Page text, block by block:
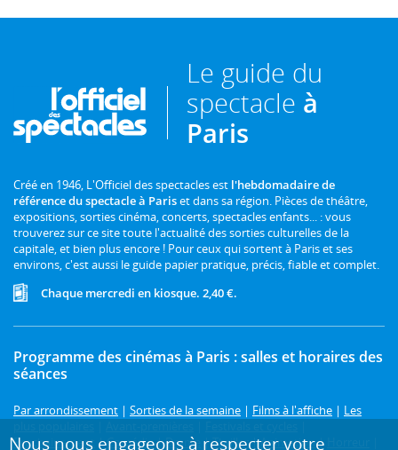
Le guide du
spectacle à
Paris
Créé en 1946, L'Officiel des spectacles est l'hebdomadaire de
référence du spectacle à Pariset dans sa région. Pièces de théâtre,
expositions, sorties cinéma, concerts, spectacles enfants... : vous
trouverez sur ce site toute l'actualité des sorties culturelles de la
capitale, et bien plus encore ! Pour ceux qui sortent à Paris et ses
environs, c'est aussi le guide papier pratique, précis, fiable et complet.
Chaque mercredi en kiosque. 2,40 €.
Programme des cinémas à Paris : salles et horaires des
séances
Par arrondissement | Sorties de la semaine | Films à l'affiche | Les
Prochainement |Comédie|Drame |Thriller|Animation|
Nous nous engageons à respecter votre